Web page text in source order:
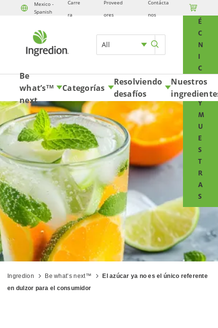
Mexico -
Spanish
Carre
ra
Proveed
ores
Contácta
nos

All
É
C
N
I
C
O
S
Y
M
U
E
S
T
R
A
S
Skip to content
Be
what’s
next
TM Categorías
Resolviendo
desafíos
Nuestros
Ingredion Be what’s next™
El azúcar ya no es el único referente
en dulzor para el consumidor